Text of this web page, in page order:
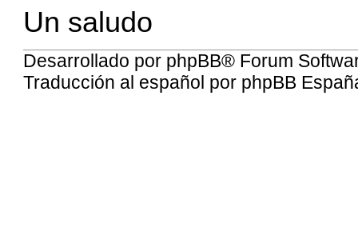
Un saludo
Desarrollado por phpBB® Forum
Traducción al español por phpBB